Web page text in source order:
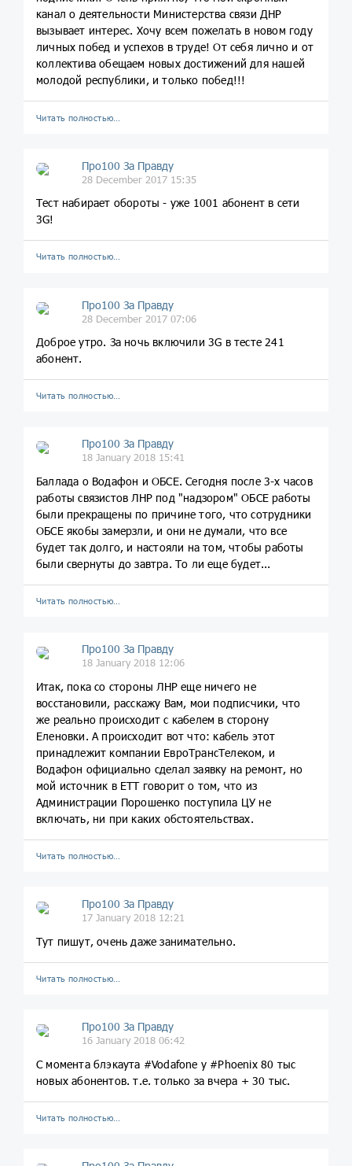
канал о деятельности Министерства связи ДНР
вызывает интерес. Хочу всем пожелать в новом году
личных побед и успехов в труде! От себя лично и от
коллектива обещаем новых достижений для нашей
молодой республики, и только побед!!!
Читать полностью…
Про100 За Правду
28 December 2017 15:35
Тест набирает обороты - уже 1001 абонент в сети
3G!
Читать полностью…
Про100 За Правду
28 December 2017 07:06
Доброе утро. За ночь включили 3G в тесте 241
абонент.
Читать полностью…
Про100 За Правду
18 January 2018 15:41
Баллада о Водафон и ОБСЕ. Сегодня после 3-х часов
работы связистов ЛНР под "надзором" ОБСЕ работы
были прекращены по причине того, что сотрудники
ОБСЕ якобы замерзли, и они не думали, что все
будет так долго, и настояли на том, чтобы работы
были свернуты до завтра. То ли еще будет...
Читать полностью…
Про100 За Правду
18 January 2018 12:06
Итак, пока со стороны ЛНР еще ничего не
восстановили, расскажу Вам, мои подписчики, что
же реально происходит с кабелем в сторону
Еленовки. А происходит вот что: кабель этот
принадлежит компании ЕвроТрансТелеком, и
Водафон официально сделал заявку на ремонт, но
мой источник в ЕТТ говорит о том, что из
Администрации Порошенко поступила ЦУ не
включать, ни при каких обстоятельствах.
Читать полностью…
Про100 За Правду
17 January 2018 12:21
Тут пишут, очень даже занимательно.
Читать полностью…
Про100 За Правду
16 January 2018 06:42
С момента блэкаута #Vodafone у #Phoenix 80 тыс
новых абонентов. т.е. только за вчера + 30 тыс.
Читать полностью…